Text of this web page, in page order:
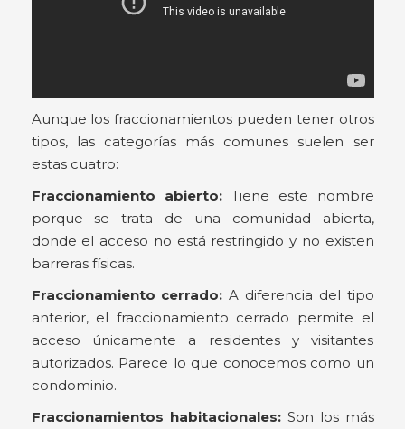
Aunque los fraccionamientos pueden tener otros
tipos, las categorías más comunes suelen ser
estas cuatro:
Fraccionamiento abierto:Tiene este nombre
porque se trata de una comunidad abierta,
donde el acceso no está restringido y no existen
barreras físicas.
Fraccionamiento cerrado: A diferencia del tipo
anterior, el fraccionamiento cerrado permite el
acceso únicamente a residentes y visitantes
autorizados. Parece lo que conocemos como un
condominio.
Fraccionamientos habitacionales:Son los más